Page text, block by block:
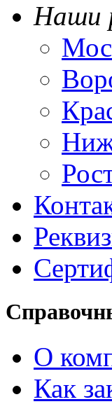
Наши
О
Как